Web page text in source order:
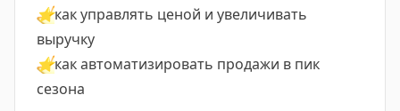
⭐️как управлять ценой и увеличивать
выручку
⭐️как автоматизировать продажи в пик
сезона